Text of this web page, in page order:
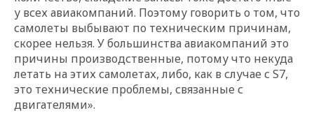
у всех авиакомпаний. Поэтому говорить о том, что
самолеты выбывают по техническим причинам,
скорее нельзя. У большинства авиакомпаний это
причины производственные, потому что некуда
летать на этих самолетах, либо, как в случае с S7,
это технические проблемы, связанные с
двигателями».